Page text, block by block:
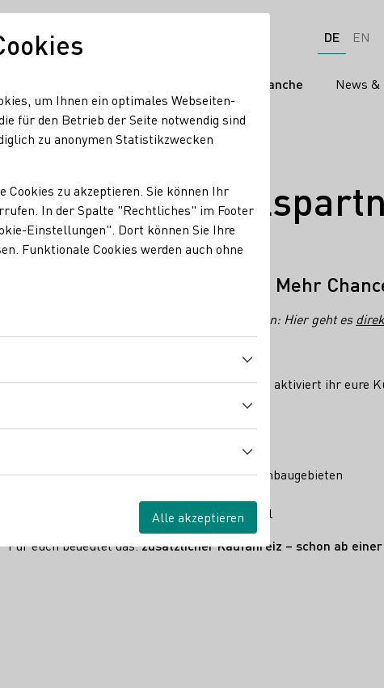
DE EN
Weinbranche News &
Mehr Umsatz. Mehr Frequenz. Mehr
Für alle Weingenierßer und Weingenießerinnen: Hier geht es
Mit der Kampagne „Dein Moment. Dein Wein.“ aktiviert ihr eure
KundInnen kaufen Wein aus deutschen Anbaugebieten
Nehmen automatisch am Gewinnspiel teil
Für euch bedeutet das:zusätzlicher Kaufanreiz – schon ab
um Ihnen ein optimales Webseiten-
für den Betrieb der Seite notwendig sind
zu anonymen Statistikzwecken
zu akzeptieren. Sie können Ihr
In der Spalte "Rechtliches" im Footer
Einstellungen". Dort können Sie Ihre
Funktionale Cookies werden auch ohne
Alle akzeptieren